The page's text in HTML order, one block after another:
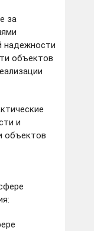
за
надежности
объектов
и
объектов